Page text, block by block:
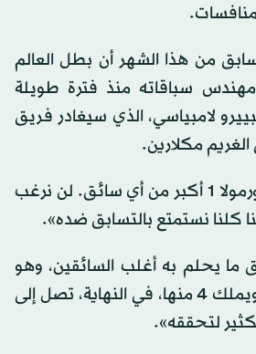
من هذا الشهر أن بطل العالم
سباقاته منذ فترة طويلة
لامبياسي، الذي سيغادر فريق
مكلارين.
ولكن راسل قال: «فورمولا 1 أكبر من أي سائق. لن نرغب
كلنا نستمتع بالتسابق ضده».
يحلم به أغلب السائقين، وهو
الفوز ببطولة العالم ويملك 4 منها، في النهاية، تصل إلى
لتحققه».